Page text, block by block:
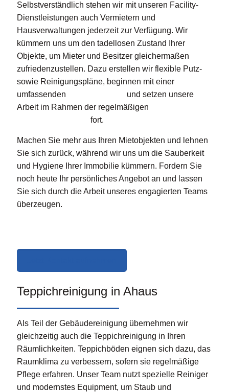
Selbstverständlich stehen wir mit unseren Facility-
Dienstleistungen auch Vermietern und
Hausverwaltungen jederzeit zur Verfügung. Wir
kümmern uns um den tadellosen Zustand Ihrer
Objekte, um Mieter und Besitzer gleichermaßen
zufriedenzustellen. Dazu erstellen wir flexible Putz-
sowie Reinigungspläne, beginnen mit einer
umfassenden
und setzen unsere
Arbeit im Rahmen der regelmäßigen
fort.
Machen Sie mehr aus Ihren Mietobjekten und lehnen
Sie sich zurück, während wir uns um die Sauberkeit
und Hygiene Ihrer Immobilie kümmern. Fordern Sie
noch heute Ihr persönliches Angebot an und lassen
Sie sich durch die Arbeit unseres engagierten Teams
überzeugen.
Teppichreinigung in Ahaus
Als Teil der Gebäudereinigung übernehmen wir
gleichzeitig auch die Teppichreinigung in Ihren
Räumlichkeiten. Teppichböden eignen sich dazu, das
Raumklima zu verbessern, sofern sie regelmäßige
Pflege erfahren. Unser Team nutzt spezielle Reiniger
und modernstes Equipment, um Staub und